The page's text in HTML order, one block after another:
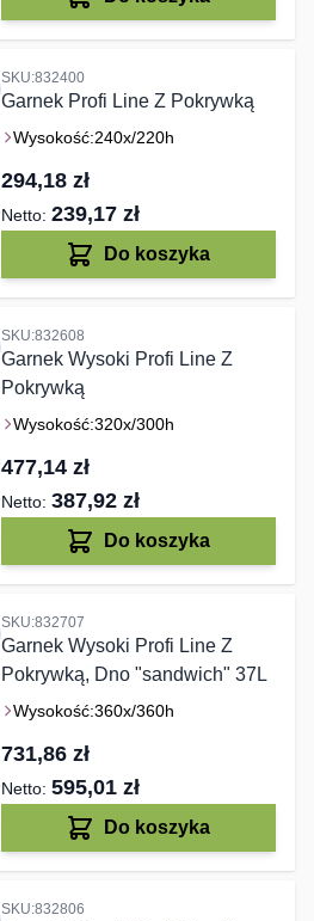
SKU:832400
Garnek Profi Line Z Pokrywką
Wysokość:240x/220h
294,18 zł
239,17 zł
Do koszyka
SKU:832608
Garnek Wysoki Profi Line Z
Pokrywką
Wysokość:320x/300h
477,14 zł
387,92 zł
Do koszyka
SKU:832707
Garnek Wysoki Profi Line Z
Pokrywką, Dno "sandwich" 37L
Wysokość:360x/360h
731,86 zł
595,01 zł
Do koszyka
SKU:832806